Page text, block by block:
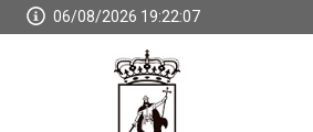
06/08/2026 19:22:08